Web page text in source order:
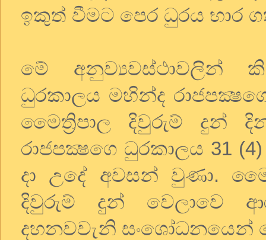
ඉකුත් වීමට පෙර ධුරය භාර
මේ අනුව්‍යවස්ථාවලින්
ධුරකාලය මහින්ද
මෛත්‍රිපාල දිවුරුම් දුන්
රාජපක්‍ෂගෙ ධුරකාලය 31
දා උදේ අවසන් වුණා.
දිවුරුම් දුන් වෙලාවෙ
දහනවවැනි සංශෝධනයෙන්